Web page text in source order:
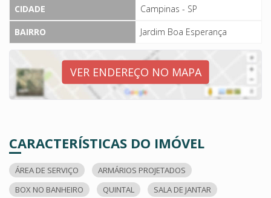
CIDADE
Campinas - SP
BAIRRO
Jardim Boa Esperança
VER ENDEREÇO NO MAPA
CARACTERÍSTICAS DO IMÓVEL
ÁREA DE SERVIÇO
ARMÁRIOS PROJETADOS
BOX NO BANHEIRO
QUINTAL SALA DE JANTAR